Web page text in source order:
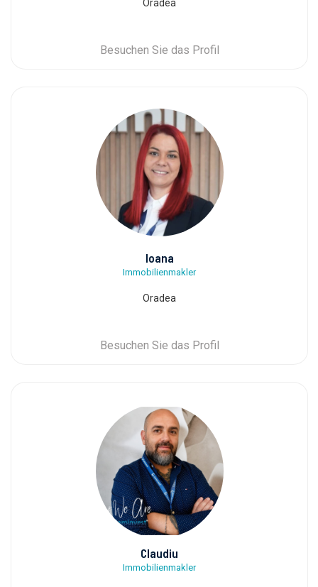
Oradea
Besuchen Sie das Profil
Ioana
Immobilienmakler
Oradea
Besuchen Sie das Profil
Claudiu
Immobilienmakler